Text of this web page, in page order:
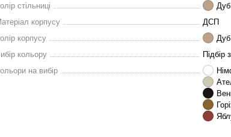
стільниці
корпусу
ДСП
корпусу
кольору
Підбір
на вибір